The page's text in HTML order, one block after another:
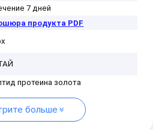
7 дней
продукта PDF
протеина золота
больше